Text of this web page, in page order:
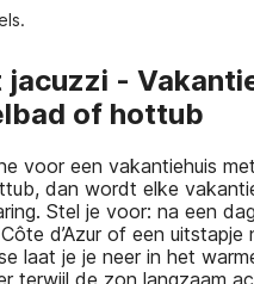
jacuzzi -
of hottub
voor een vakantiehuis
dan wordt elke
Stel je voor: na een
d’Azur of een uitstapje
laat je je neer in het
terwijl de zon langzaam